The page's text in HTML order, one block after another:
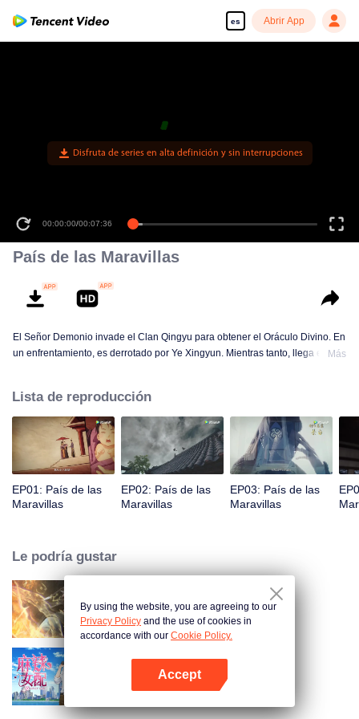
es Abrir App
Disfruta de series en alta definición y sin interrupciones
00:00:00/00:07:36
País de las Maravillas
El Señor Demonio invade el Clan Qingyu para obtener el Oráculo Divino. En
un enfrentamiento, es derrotado por Ye Xingyun. Mientras tanto, llega el
misteriosa, An Yun, y se enreda en la disputa entre el Señor Demonio y Ye
Xingyun.
Más
Lista de reproducción
EP01: País de las
Maravillas
EP02: País de las
Maravillas
EP03: País de las
Maravillas
Le podría gustar
Mundo de los Inmortales
Chicas Picantes
By using the website, you are agreeing to our
Privacy Policy and the use of cookies in
accordance with our Cookie Policy.
Accept